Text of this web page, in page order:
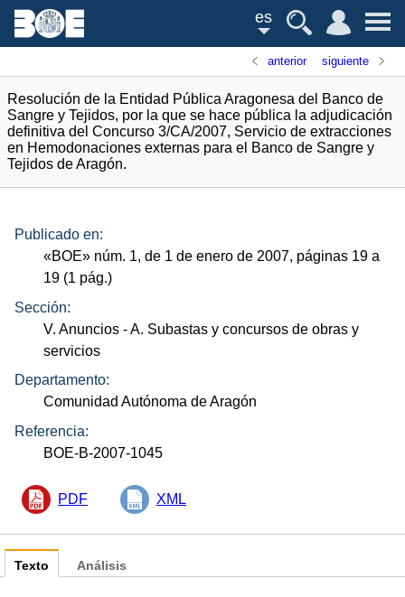
es
anterior siguiente
Resolución de la Entidad Pública Aragonesa del Banco de
Sangre y Tejidos, por la que se hace pública la adjudicación
definitiva del Concurso 3/CA/2007, Servicio de extracciones
en Hemodonaciones externas para el Banco de Sangre y
Tejidos de Aragón.
Publicado en:
«BOE» núm. 1, de 1 de enero de 2007, páginas 19 a
19 (1 pág.)
Sección:
V. Anuncios - A. Subastas y concursos de obras y
servicios
Departamento:
Comunidad Autónoma de Aragón
Referencia:
BOE-B-2007-1045
PDF XML
Texto Análisis